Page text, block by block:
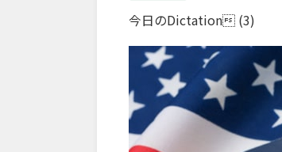
今日のDictation (3)